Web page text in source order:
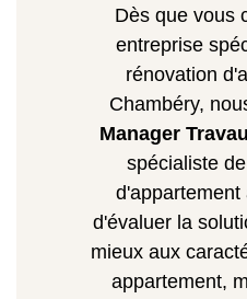
Dès que vous
entreprise
rénovation
Chambéry,
Manager
spécialiste
d'appartement
d'évaluer la
mieux aux
appartement,